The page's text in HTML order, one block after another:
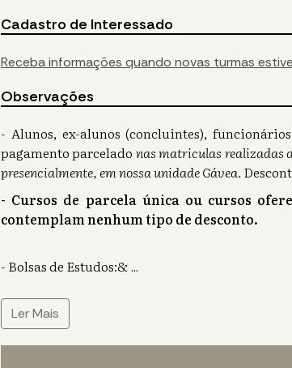
Cadastro de Interessado
Receba informações quando novas turmas
Observações
- Alunos, ex-alunos (concluintes),
pagamento parcelado nas matriculas realizadas
presencialmente, em nossa unidade Gávea.
- Cursos de parcela única ou cursos
contemplam nenhum tipo de desconto.
- Bolsas de Estudos:&...
Ler Mais